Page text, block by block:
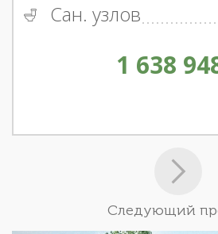
Сан. узлов
1 638
Следующий